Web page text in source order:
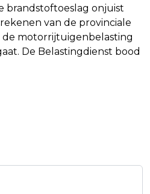
brandstoftoeslag onjuist
van de provinciale
motorrijtuigenbelasting
De Belastingdienst bood
NA ZOMER PAUZE,